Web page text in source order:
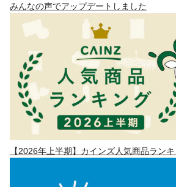
みんなの声でアップデートしました
【2026年上半期】カインズ人気商品ラン